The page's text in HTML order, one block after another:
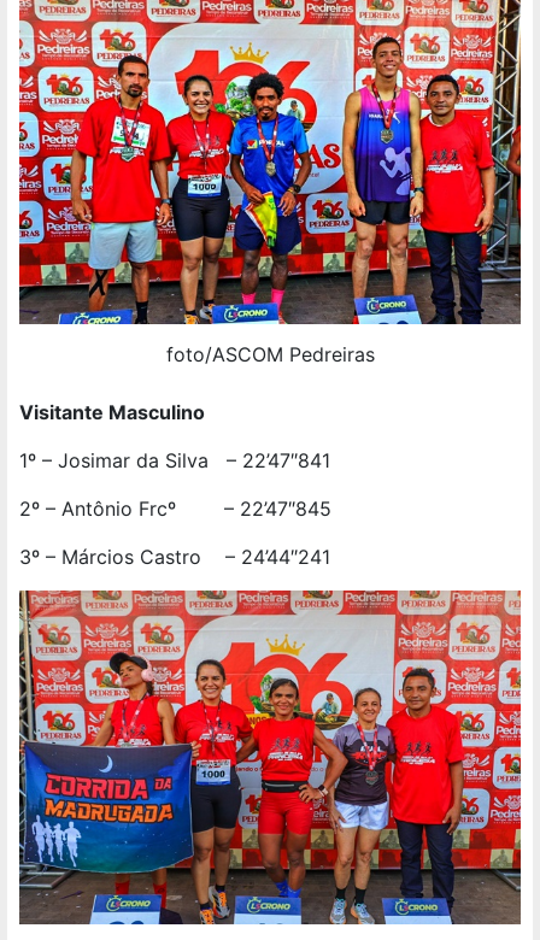
foto/ASCOM Pedreiras
Visitante Masculino
1º – Josimar da Silva – 22’47″841
2º – Antônio Frcº – 22’47″845
3º – Márcios Castro – 24’44″241